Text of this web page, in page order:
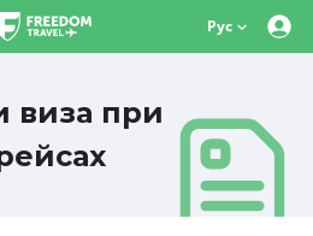
Рус
виза при